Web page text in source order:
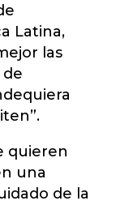
Latina,
las
de
quieren
una
de la